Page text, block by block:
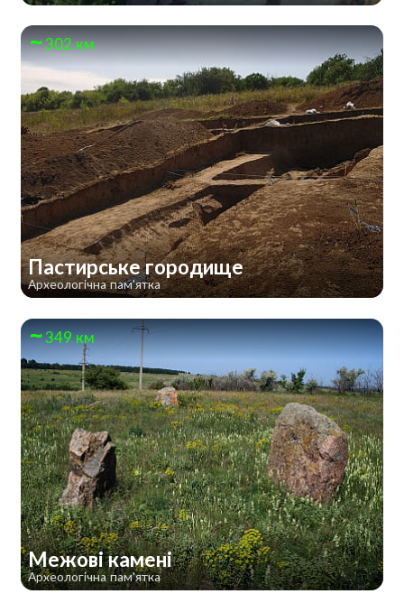
302 км
Пастирське городище
Археологічна пам'ятка
349 км
Межові камені
Археологічна пам'ятка